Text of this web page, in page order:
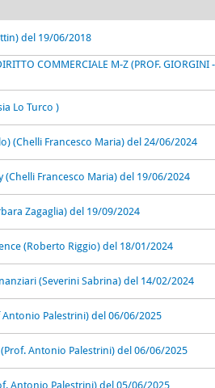
del 19/06/2018
COMMERCIALE M-Z (PROF. GIORGINI
Lo Turco )
(Chelli Francesco Maria) del 24/06/2024
(Chelli Francesco Maria) del 19/06/2024
Zagaglia) del 19/09/2024
(Roberto Riggio) del 18/01/2024
(Severini Sabrina) del 14/02/2024
Palestrini) del 06/06/2025
Antonio Palestrini) del 06/06/2025
Antonio Palestrini) del 05/06/2025